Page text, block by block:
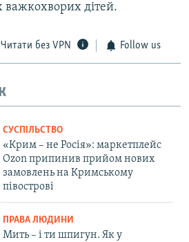
дітей.
Читати без VPN Follow us
СУСПІЛЬСТВО
«Крим – не Росія»: маркетплейс
Ozon припинив прийом нових
замовлень на Кримському
півострові
ПРАВА ЛЮДИНИ
Мить – і ти шпигун. Як у